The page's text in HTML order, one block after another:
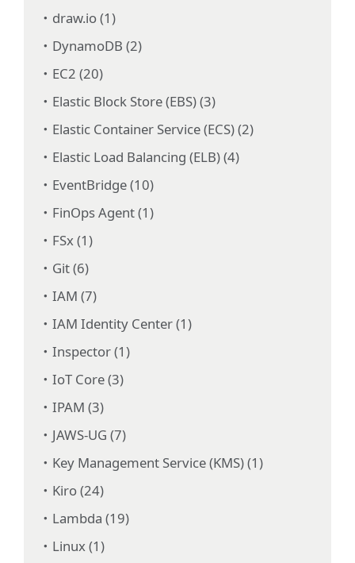
draw.io (1)
DynamoDB (2)
EC2 (20)
Elastic Block Store (EBS) (3)
Elastic Container Service (ECS) (2)
Elastic Load Balancing (ELB) (4)
EventBridge (10)
FinOps Agent (1)
FSx (1)
Git (6)
IAM (7)
IAM Identity Center (1)
Inspector (1)
IoT Core (3)
IPAM (3)
JAWS-UG (7)
Key Management Service (KMS) (1)
Kiro (24)
Lambda (19)
Linux (1)